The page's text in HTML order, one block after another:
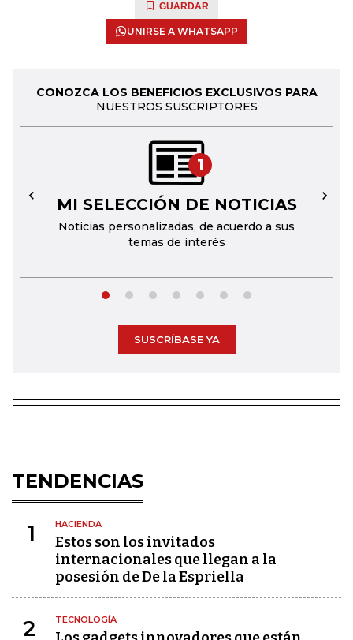
GUARDAR
UNIRSE A WHATSAPP
CONOZCA LOS BENEFICIOS EXCLUSIVOS PARA
NUESTROS SUSCRIPTORES
1
MI SELECCIÓN DE NOTICIAS
Noticias personalizadas, de acuerdo a sus
temas de interés
← →
SUSCRÍBASE YA
TENDENCIAS
1 HACIENDA
Estos son los invitados
internacionales que llegan a la
posesión de De la Espriella
2 TECNOLOGÍA